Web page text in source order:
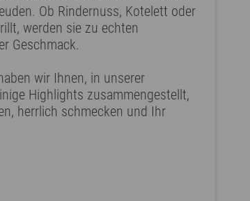
Ob Rindernuss, Kotelett oder
werden sie zu echten
Geschmack.
wir Ihnen, in unserer
Highlights zusammengestellt,
herrlich schmecken und Ihr